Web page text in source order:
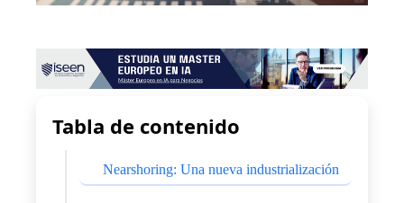
Tabla de contenido
Nearshoring: Una nueva industrialización